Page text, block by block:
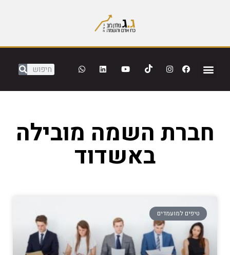
חברת השמה מובילה
באשדוד
טיפים למועמדים